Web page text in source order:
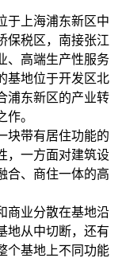
于上海浦东新区中
保税区，南接张江
、高端生产性服务
基地位于开发区北
浦东新区的产业转
。
块带有居住功能的
，一方面对建筑设
合、商住一体的高
商业分散在基地沿
地从中切断，还有
个基地上不同功能